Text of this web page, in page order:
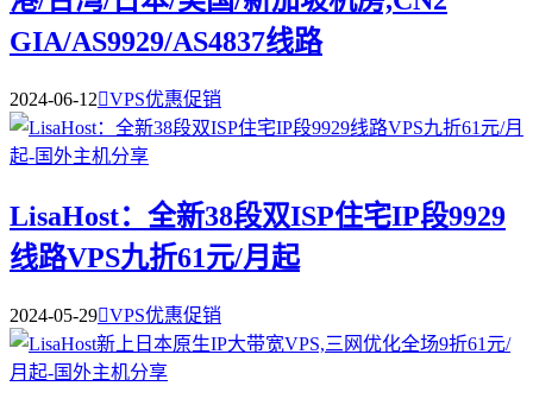
GIA/AS9929/AS4837线路
2024-06-12VPS优惠促销
LisaHost：全新38段双ISP住宅IP段9929
线路VPS九折61元/月起
2024-05-29VPS优惠促销